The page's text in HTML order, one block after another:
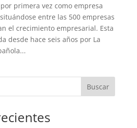
primera vez como empresa
situándose entre las 500 empresas
el crecimiento empresarial. Esta
desde hace seis años por La
Buscar